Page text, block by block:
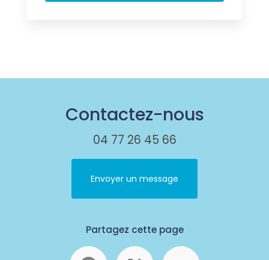
Contactez-nous
04 77 26 45 66
Envoyer un message
Partagez cette page
Facebook